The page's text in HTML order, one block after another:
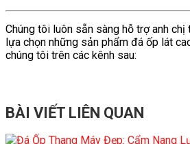
Chúng tôi luôn sẵn sàng hỗ trợ anh
lựa chọn những sản phẩm đá ốp lát
chúng tôi trên các kênh sau:
BÀI VIẾT LIÊN QUAN